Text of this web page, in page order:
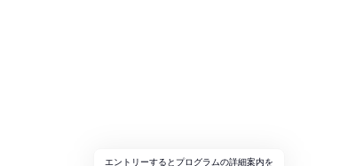
エントリーするとプログラムの詳細案内を